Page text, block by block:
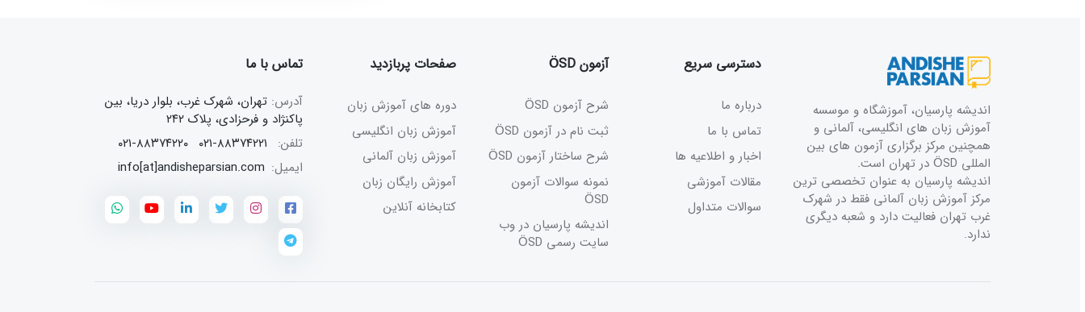
اندیشه پارسیان، آموزشگاه و موسسه
آموزش زبان های انگلیسی، آلمانی و
همچنین مرکز برگزاری آزمون های بین
المللی ÖSD در تهران است.
اندیشه پارسیان به عنوان تخصصی ترین
مرکز آموزش زبان آلمانی فقط در شهرک
غرب تهران فعالیت دارد و شعبه دیگری
ندارد.
دسترسی سریع
درباره ما
تماس با ما
اخبار و اطلاعیه ها
مقالات آموزشی
سوالات متداول
آزمون ÖSD
شرح آزمون ÖSD
ثبت نام در آزمون ÖSD
شرح ساختار آزمون ÖSD
نمونه سوالات آزمون
ÖSD
اندیشه پارسیان در وب
سایت رسمی ÖSD
صفحات پربازدید
دوره های آموزش زبان
آموزش زبان انگلیسی
آموزش زبان آلمانی
آموزش رایگان زبان
کتابخانه آنلاین
تماس با ما
آدرس:تهران، شهرک غرب، بلوار دریا، بین
پاکنژاد و فرحزادی، پلاک ۲۴۲
تلفن:
۰۲۱-۸۸۳۷۴۲۲۱
۰۲۱-۸۸۳۷۴۲۲۰
ایمیل:
info[at]andisheparsian.com